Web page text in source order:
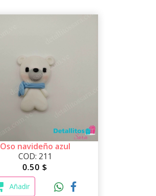
Oso navideño azul
COD: 211
0.50 $
Añadir